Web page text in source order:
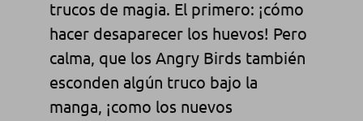
trucos de magia. El primero: ¡cómo
hacer desaparecer los huevos! Pero
calma, que los Angry Birds también
esconden algún truco bajo la
manga, ¡como los nuevos